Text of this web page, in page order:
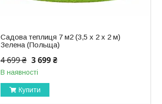
Садова теплиця 7 м2 (3,5 х 2 х 2 м)
Зелена (Польща)
4 699 ₴ 3 699 ₴
В наявності
Купити